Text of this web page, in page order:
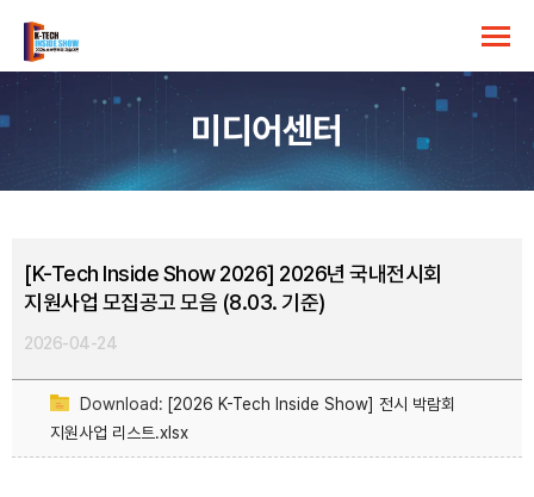
미디어센터
[K-Tech Inside Show 2026] 2026년 국내전시회
지원사업 모집공고 모음 (8.03. 기준)
2026-04-24
Download: [2026 K-Tech Inside Show] 전시 박람회
지원사업 리스트.xlsx